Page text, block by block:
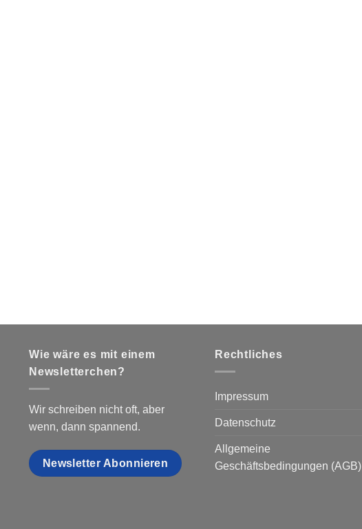
Wie wäre es mit einem
Newsletterchen?
Wir schreiben nicht oft, aber
wenn, dann spannend.
Newsletter Abonnieren
Rechtliches
Impressum
Datenschutz
Allgemeine
Geschäftsbedingungen (AGB)